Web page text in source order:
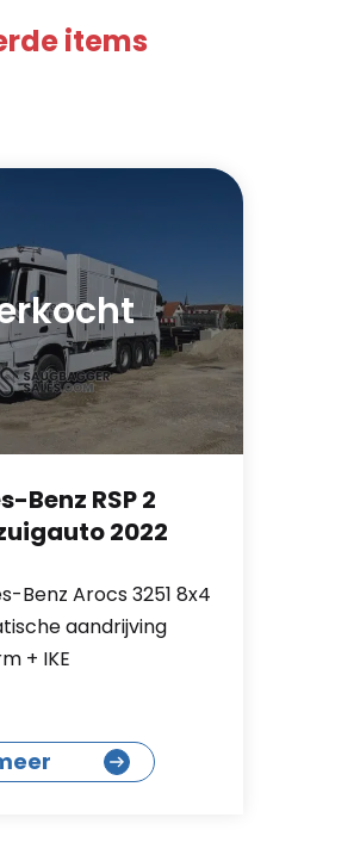
items
Benz RSP 2
2022
Benz Arocs 3251 8x4
aandrijving
+ IKE